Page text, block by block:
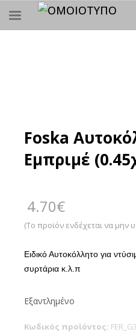
ΑΝΑΖΉΤΗΣΗ
Foska
Εμπριμέ
4.70€
(Το προϊόν ενδέχεται να μην
Ειδικό Αυτοκόλλητο για
συρτάρια κ.λ.π
Εξαντλημένο
Κωδικός προϊόντος: